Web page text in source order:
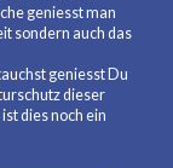
geniesst man
sondern auch das
geniesst Du
dieser
dies noch ein